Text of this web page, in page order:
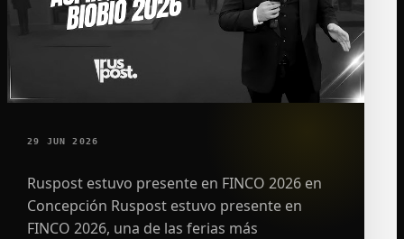
29 JUN 2026
Ruspost estuvo presente en FINCO 2026 en
Concepción Ruspost estuvo presente en
FINCO 2026, una de las ferias más